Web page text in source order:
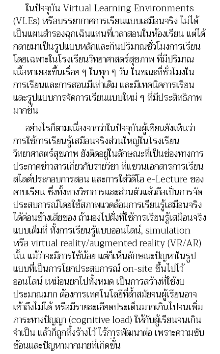
13) SHEE Research: Considering the Belmont
Report in Medical Education Research (3)
Beneficence(241 views)
14) Click&Go with Technology: Technologically
Enhanced Learning Environment(229 views)
ในปัจจุบัน Virtual Learning Environments
(VLEs) หรือบรรยากาศการเรียนแบบเสมือนจริง ไม่ได้
เป็นแผนสำรองฉุกเฉินแทนที่เวลาสอนในห้องเรียน แต่ได้
กลายมาเป็นรูปแบบหลักและกินปริมาณชั่วโมงการเรียน
โดยเฉพาะในโรงเรียนวิทยาศาสตร์สุขภาพ ที่มีปริมาณ
เนื้อหาเยอะขึ้นเรื่อย ๆ ในทุก ๆ วัน ในขณะที่ชั่วโมงใน
การเรียนและการสอนมีเท่าเดิม และมีเทคนิคการเรียน
และรูปแบบการจัดการเรียนแบบใหม่ ๆ ที่มีประสิทธิภาพ
มากขึ้น
อย่างไรก็ตามเนื่องจากว่าในปัจจุบันผู้เขียนยังเห็นว่า
การใช้การเรียนรู้เสมือนจริงส่วนใหญ่ในโรงเรียน
วิทยาศาสตร์สุขภาพ ยังติดอยู่ในลักษณะที่เป็นช่องทางการ
ประกาศข่าวสารเกี่ยวกับรายวิชา ที่แขวนเอกสารการเรียน
สไลด์ประกอบการสอน และการใส่วิดีโอ e-Lecture ของ
คาบเรียน ซึ่งทั้งทางวิชาการและส่วนตัวแล้วถือเป็นการจัด
ประสบการณ์โดยใช้สภาพแวดล้อมการเรียนรู้เสมือนจริง
ได้ค่อนข้างเสียของ ถ้ามองไปฝั่งที่ใช้การเรียนรู้เสมือนจริง
แบบเต็มที่ ทั้งการเรียนรู้แบบออนไลน์, simulation
หรือ virtual reality/augmented reality (VR/AR)
นั้น แม้ว่าจะมีการใช้น้อย แต่ก็เห็นลักษณะปัญหาในรูป
แบบที่เป็นการโยกประสบการณ์ on-site ขึ้นไปไว้
ออนไลน์ เหมือนยกไปทั้งหมด เป็นการสร้างที่ใช้งบ
ประมาณมาก ต้องการเทคโนโลยีที่ล้ำสมัยจนผู้เรียนอาจ
เข้าถึงไม่ได้ หรือมีรายละเอียดประเด็นมากเกินไปจนเพิ่ม
ภาระทางปัญญา (cognitive load) ให้กับผู้เรียนจนเกิน
จำเป็น แล้วก็ถูกทิ้งร้างไว้ ไร้การพัฒนาต่อ เพราะความซับ
ซ้อนและปัญหามากมายที่เกิดข้ึน